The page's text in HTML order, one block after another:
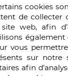
(bio) et est
bio-
qui entoure
à un
cookies
de collecter
web, afin
vous
sur notre
afin